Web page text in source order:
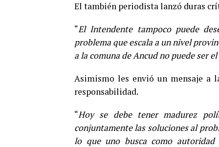
El también periodista lanzó duras
“El Intendente tampoco puede
problema que escala a un nivel
a la comuna de Ancud no puede ser
Asimismo les envió un mensaje a
responsabilidad.
“Hoy se debe tener madurez
conjuntamente las soluciones al
lo que uno busca como